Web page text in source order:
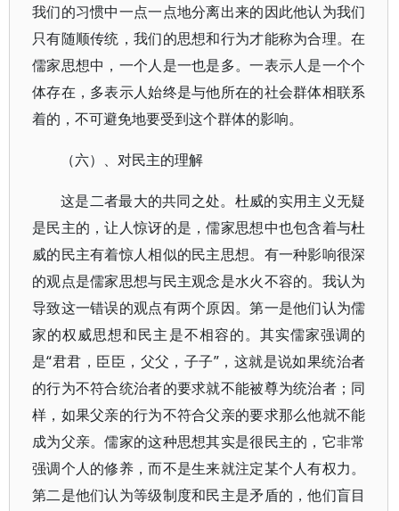
我们的习惯中一点一点地分离出来的因此他认为我们
只有随顺传统，我们的思想和行为才能称为合理。在
儒家思想中，一个人是一也是多。一表示人是一个个
体存在，多表示人始终是与他所在的社会群体相联系
着的，不可避免地要受到这个群体的影响。
（六）、对民主的理解
这是二者最大的共同之处。杜威的实用主义无疑
是民主的，让人惊讶的是，儒家思想中也包含着与杜
威的民主有着惊人相似的民主思想。有一种影响很深
的观点是儒家思想与民主观念是水火不容的。我认为
导致这一错误的观点有两个原因。第一是他们认为儒
家的权威思想和民主是不相容的。其实儒家强调的
是“君君，臣臣，父父，子子”，这就是说如果统治者
的行为不符合统治者的要求就不能被尊为统治者；同
样，如果父亲的行为不符合父亲的要求那么他就不能
成为父亲。儒家的这种思想其实是很民主的，它非常
强调个人的修养，而不是生来就注定某个人有权力。
第二是他们认为等级制度和民主是矛盾的，他们盲目